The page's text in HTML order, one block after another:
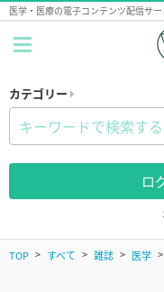
医学・医療の電子コンテンツ配信サー
カテゴリー
ロ
TOP すべて 雑誌 医学